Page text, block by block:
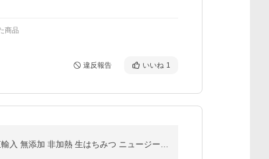
商品
違反報告 いいね 1